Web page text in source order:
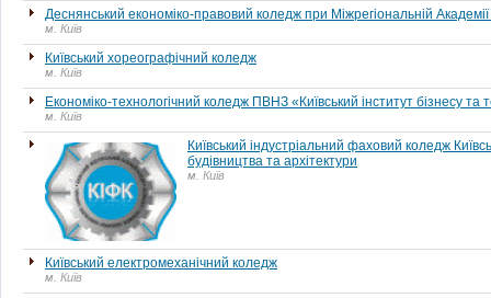
Деснянський економіко-правовий коледж при Міжрегіональній
м. Київ
Київський хореографічний коледж
м. Київ
Економіко-технологічний коледж ПВНЗ «Київський інститут бізнесу та
м. Київ
Київський індустріальний фаховий коледж
будівництва та архітектури
м. Київ
Київський електромеханічний коледж
м. Київ